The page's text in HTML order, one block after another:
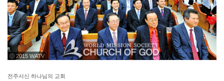
ⓒ 2015 WATV
전주서신 하나님의 교회